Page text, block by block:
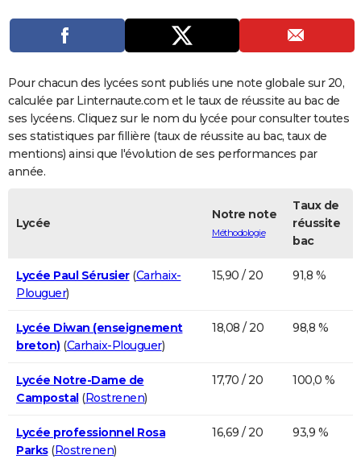
Dictionnaire
Biographies
Expressions
Proverbes
PROGRAMME TV
COPAINS D'AVANT
S'inscrire
Se connecter
Lycées
Collèges
Primaires
Universités
Entreprises
Service militaire
Avis de recherche
AVIS DE DÉCÈS
FORUM
Bricolage
Lifestyle
Culture
Sport
Auto
Television
Voyage
Cinema
Pour chacun des lycées sont publiés une note globale sur 20,
calculée par Linternaute.com et le taux de réussite au bac de
ses lycéens. Cliquez sur le nom du lycée pour consulter toutes
ses statistiques par fillière (taux de réussite au bac, taux de
mentions) ainsi que l'évolution de ses performances par
année.
Lycée
Notre note
Méthodologie
Taux de
réussite
bac
Lycée Paul Sérusier(Carhaix-
Plouguer)
15,90 / 20 91,8 %
Lycée Diwan (enseignement
breton) (Carhaix-Plouguer)
18,08 / 20 98,8 %
Lycée Notre-Dame de
Campostal(Rostrenen)
17,70 / 20 100,0 %
Lycée professionnel Rosa
Parks(Rostrenen)
16,69 / 20 93,9 %